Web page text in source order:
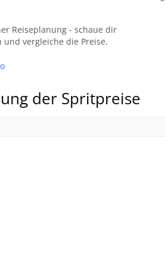
Reiseplanung - schaue dir
und vergleiche die Preise.
der Spritpreise